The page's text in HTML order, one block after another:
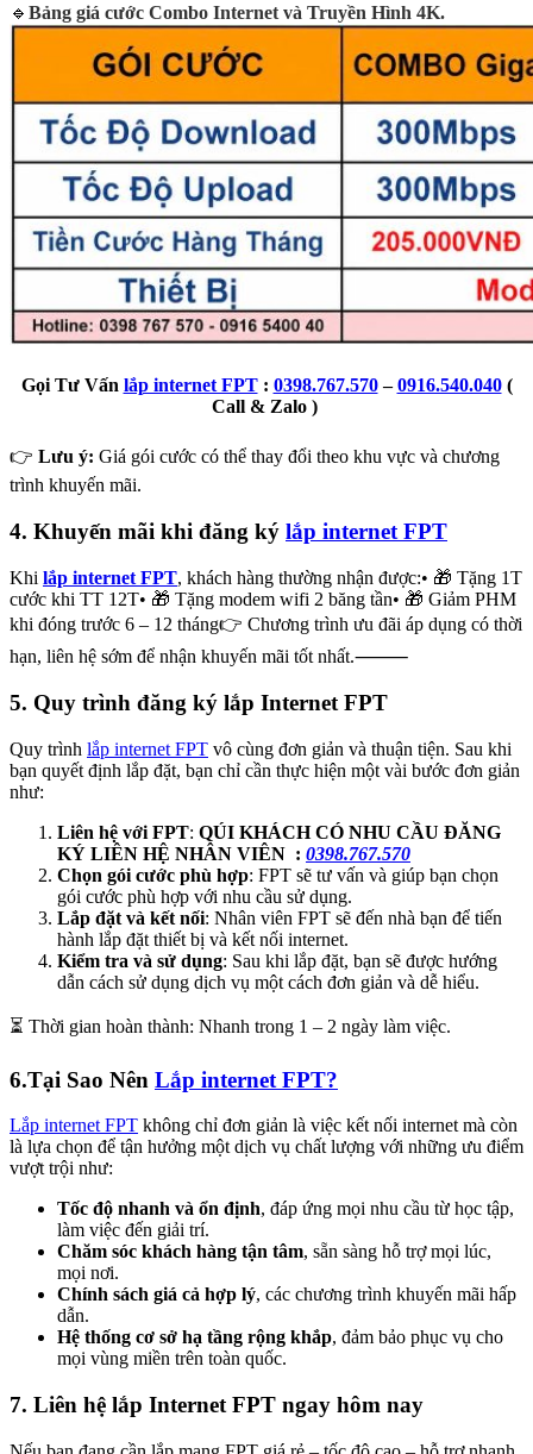
🔹 Bảng giá cước Combo Internet và Truyền Hình 4K.
Gọi Tư Vấn lắp internet FPT: 0398.767.570–0916.540.040(
Call & Zalo )
👉 Lưu ý: Giá gói cước có thể thay đổi theo khu vực và chương
trình khuyến mãi.
4. Khuyến mãi khi đăng ký lắp internet FPT
Khi lắp internet FPT, khách hàng thường nhận được:• 🎁 Tặng 1T
cước khi TT 12T• 🎁 Tặng modem wifi 2 băng tần• 🎁 Giảm PHM
khi đóng trước 6 – 12 tháng👉 Chương trình ưu đãi áp dụng có thời
hạn, liên hệ sớm để nhận khuyến mãi tốt nhất.⸻
5. Quy trình đăng ký lắp Internet FPT
Quy trình lắp internet FPT vô cùng đơn giản và thuận tiện. Sau khi
bạn quyết định lắp đặt, bạn chỉ cần thực hiện một vài bước đơn giản
như:
Liên hệ với FPT: QÚI KHÁCH CÓ NHU CẦU ĐĂNG
KÝ LIÊN HỆ NHÂN VIÊN : 0398.767.570
Chọn gói cước phù hợp: FPT sẽ tư vấn và giúp bạn chọn
gói cước phù hợp với nhu cầu sử dụng.
Lắp đặt và kết nối: Nhân viên FPT sẽ đến nhà bạn để tiến
hành lắp đặt thiết bị và kết nối internet.
Kiểm tra và sử dụng: Sau khi lắp đặt, bạn sẽ được hướng
dẫn cách sử dụng dịch vụ một cách đơn giản và dễ hiểu.
⏳ Thời gian hoàn thành: Nhanh trong 1 – 2 ngày làm việc.
6.Tại Sao Nên Lắp internet FPT?
Lắp internet FPT không chỉ đơn giản là việc kết nối internet mà còn
là lựa chọn để tận hưởng một dịch vụ chất lượng với những ưu điểm
vượt trội như:
Tốc độ nhanh và ổn định, đáp ứng mọi nhu cầu từ học tập,
làm việc đến giải trí.
Chăm sóc khách hàng tận tâm, sẵn sàng hỗ trợ mọi lúc,
mọi nơi.
Chính sách giá cả hợp lý, các chương trình khuyến mãi hấp
dẫn.
Hệ thống cơ sở hạ tầng rộng khắp, đảm bảo phục vụ cho
mọi vùng miền trên toàn quốc.
7. Liên hệ lắp Internet FPT ngay hôm nay